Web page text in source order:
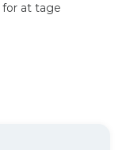
at tage